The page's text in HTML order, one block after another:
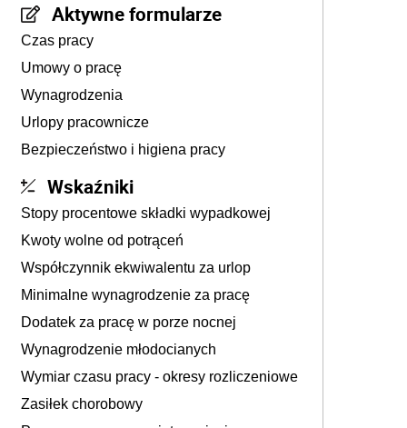
Aktywne formularze
Czas pracy
Umowy o pracę
Wynagrodzenia
Urlopy pracownicze
Bezpieczeństwo i higiena pracy
Wskaźniki
Stopy procentowe składki wypadkowej
Kwoty wolne od potrąceń
Współczynnik ekwiwalentu za urlop
Minimalne wynagrodzenie za pracę
Dodatek za pracę w porze nocnej
Wynagrodzenie młodocianych
Wymiar czasu pracy - okresy rozliczeniowe
Zasiłek chorobowy